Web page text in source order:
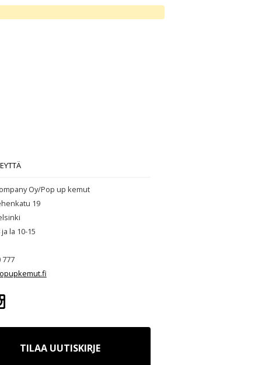
Oy/Pop up kemut
19
ja la 10-15
777
TILAA UUTISKIRJE